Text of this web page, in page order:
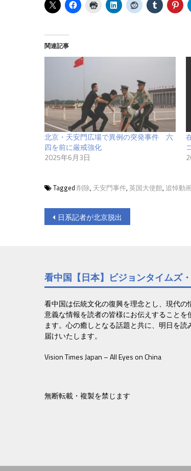
関連記事
北京・天安門広場で異例の突発事件 六
四を前に厳戒強化
2025年6月3日
Tagged 削除, 天安門事件, 英国大使館, 追悼動
投
ビ
ゲ
ー
シ
ョ
ン
日系記者が北京脱出
看中国【日本】ビジョンタイムズ
看中国は伝統文化の復興を理念とし、現代の
意義な情報を読者の皆様にお伝えすることを
ます。心の癒しとなる話題と共に、明日を読
届けいたします。
Vision Times Japan – All Eyes on China
無断転載・複製を禁じます